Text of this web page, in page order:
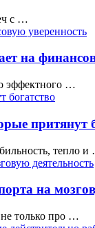
с …
на
эффектного …
притянут
тепло
на
только про …